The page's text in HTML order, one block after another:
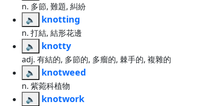
n. 多節, 難題, 糾紛
🔈
knotting
n. 打結, 結形花邊
🔈
knotty
adj. 有結的, 多節的, 多瘤的, 棘手的, 複雜的
🔈
knotweed
n. 紫菀科植物
🔈
knotwork